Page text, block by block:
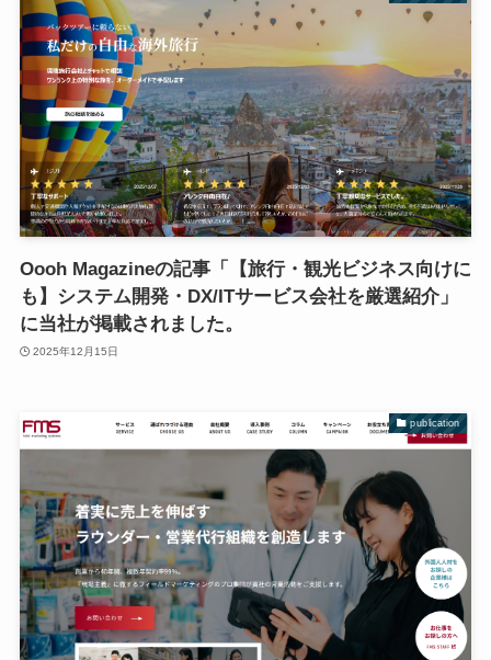
Oooh Magazineの記事「【旅行・観光ビジネス向けに
も】システム開発・DX/ITサービス会社を厳選紹介」
に当社が掲載されました。
2025年12月15日
publication